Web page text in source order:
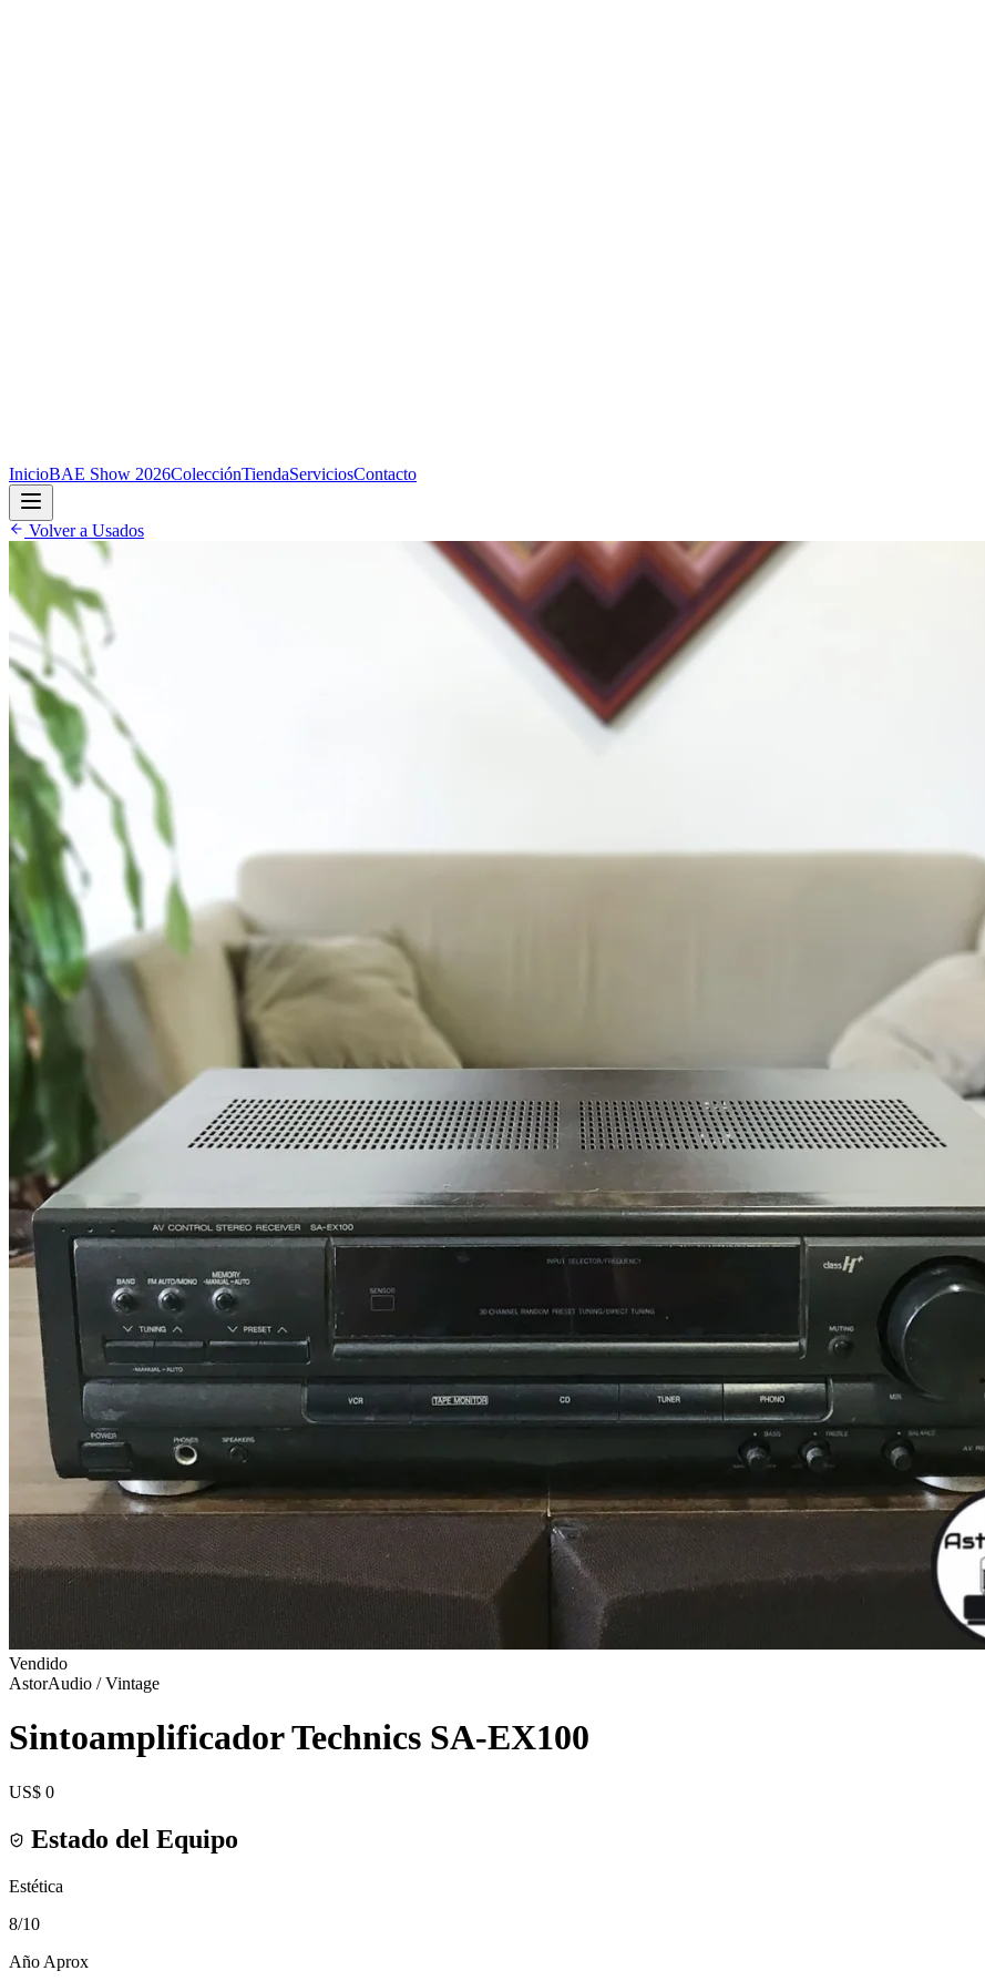
InicioBAE Show 2026ColecciónTiendaServiciosContacto
Volver a Usados
Vendido
AstorAudio / Vintage
Sintoamplificador Technics SA-EX100
US$ 0
Estado del Equipo
Estética
8/10
Año Aprox